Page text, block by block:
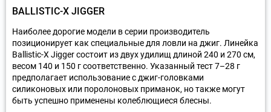
BALLISTIC-X JIGGER
Наиболее дорогие модели в серии производитель
позиционирует как специальные для ловли на джиг. Линейка
Ballistic-X Jigger состоит из двух удилищ длиной 240 и 270 см,
весом 140 и 150 г соответственно. Указанный тест 7–28 г
предполагает использование с джиг-головками
силиконовых или поролоновых приманок, но также могут
быть успешно применены колеблющиеся блесны.